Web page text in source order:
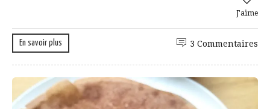
J'aime
En savoir plus 3 Commentaires